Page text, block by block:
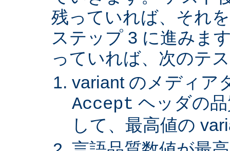
残っていれば、それ
ステップ 3 に進みま
っていれば、次のテ
variant のメディア
Accept ヘッダの
して、最高値の